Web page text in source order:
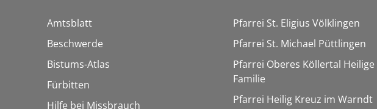
Amtsblatt
Beschwerde
Bistums-Atlas
Fürbitten
Hilfe bei Missbrauch
Pfarrei St. Eligius Völklingen
Pfarrei St. Michael Püttlingen
Pfarrei Oberes Köllertal Heilige
Familie
Pfarrei Heilig Kreuz im Warndt